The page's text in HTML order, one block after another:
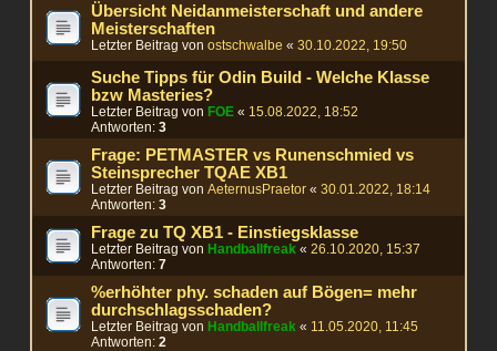
Übersicht Neidanmeisterschaft und andere
Meisterschaften
Letzter Beitrag vonostschwalbe «30.10.2022, 19:50
Suche Tipps für Odin Build - Welche Klasse
bzw Masteries?
Letzter Beitrag von FOE « 15.08.2022, 18:52
Antworten:3
Frage: PETMASTER vs Runenschmied vs
Steinsprecher TQAE XB1
Letzter Beitrag vonAeternusPraetor «30.01.2022, 18:14
Antworten:3
Frage zu TQ XB1 - Einstiegsklasse
Letzter Beitrag von Handballfreak «26.10.2020, 15:37
Antworten:7
%erhöhter phy. schaden auf Bögen= mehr
durchschlagsschaden?
Letzter Beitrag von Handballfreak « 11.05.2020, 11:45
Antworten:2